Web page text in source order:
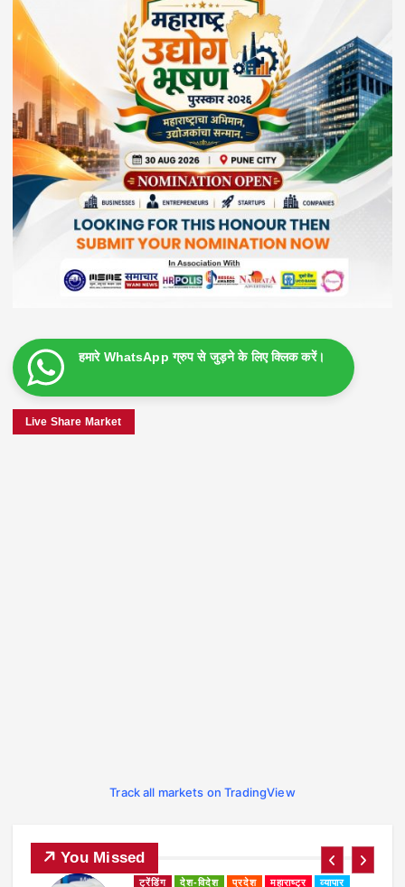
हमारे WhatsApp ग्रुप से जुड़ने के लिए क्लिक करें।
Live Share Market
Track all markets on TradingView
You Missed
व्यापार